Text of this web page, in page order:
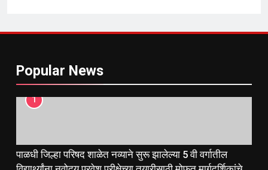
Popular News
1
पाळधी जिल्हा परिषद शाळेत नव्याने सुरू झालेल्या 5 वी वर्गातील